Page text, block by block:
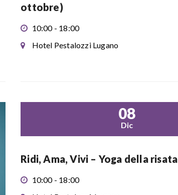
ottobre)
10:00 - 18:00
Hotel Pestalozzi Lugano
08
Dic
Ridi, Ama, Vivi – Yoga della risata
10:00 - 18:00